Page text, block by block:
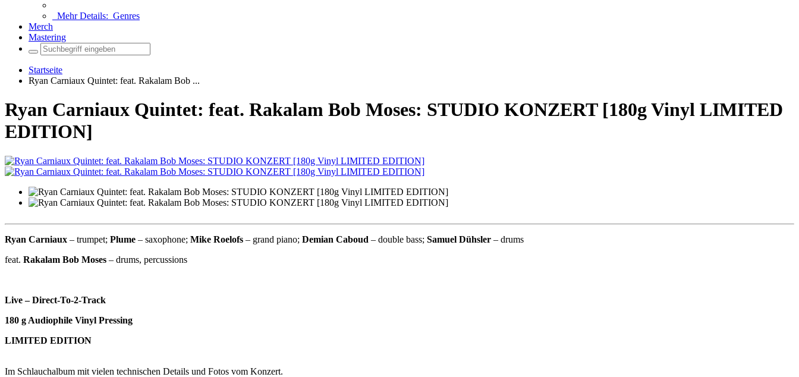
Mehr Details: Genres
Merch
Mastering
Startseite
Ryan Carniaux Quintet: feat. Rakalam Bob ...
Ryan Carniaux Quintet: feat. Rakalam Bob Moses: STUDIO KONZERT [180g Vinyl LIMITED
EDITION]
Ryan Carniaux – trumpet; Plume – saxophone; Mike Roelofs – grand piano; Demian Caboud – double bass; Samuel Dühsler – drums
feat. Rakalam Bob Moses – drums, percussions
Live – Direct-To-2-Track
180 g Audiophile Vinyl Pressing
LIMITED EDITION
Im Schlauchalbum mit vielen technischen Details und Fotos vom Konzert.